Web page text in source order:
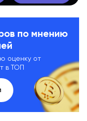
по мнению
оценку от
в ТОП